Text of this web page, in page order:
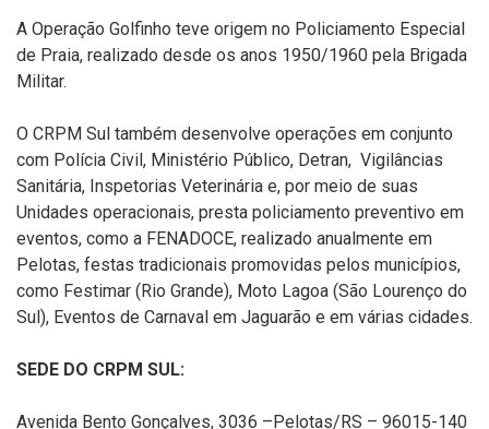
A Operação Golfinho teve origem no Policiamento Especial
de Praia, realizado desde os anos 1950/1960 pela Brigada
Militar.
O CRPM Sul também desenvolve operações em conjunto
com Polícia Civil, Ministério Público, Detran, Vigilâncias
Sanitária, Inspetorias Veterinária e, por meio de suas
Unidades operacionais, presta policiamento preventivo em
eventos, como a FENADOCE, realizado anualmente em
Pelotas, festas tradicionais promovidas pelos municípios,
como Festimar (Rio Grande), Moto Lagoa (São Lourenço do
Sul), Eventos de Carnaval em Jaguarão e em várias cidades.
SEDE DO CRPM SUL:
Avenida Bento Gonçalves, 3036 –Pelotas/RS – 96015-140